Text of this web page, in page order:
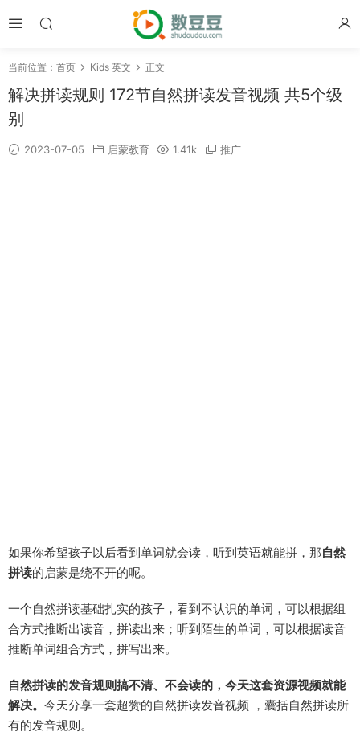
当前位置： 首页 Kids 英文 正文
解决拼读规则 172节自然拼读发音视频 共5个级
别
2023-07-05 启蒙教育 1.41k 推广
如果你希望孩子以后看到单词就会读，听到英语就能拼，那自然
拼读的启蒙是绕不开的呢。
一个自然拼读基础扎实的孩子，看到不认识的单词，可以根据组
合方式推断出读音，拼读出来；听到陌生的单词，可以根据读音
推断单词组合方式，拼写出来。
自然拼读的发音规则搞不清、不会读的，今天这套资源视频就能
解决。 今天分享一套超赞的自然拼读发音视频 ，囊括自然拼读所
有的发音规则。